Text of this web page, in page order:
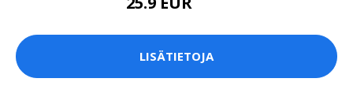
LISÄTIETOJA